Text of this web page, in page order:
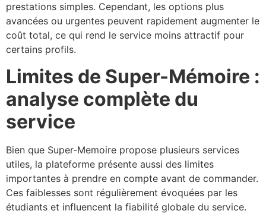
prestations simples. Cependant, les options plus
avancées ou urgentes peuvent rapidement augmenter le
coût total, ce qui rend le service moins attractif pour
certains profils.
Limites de Super-Mémoire :
analyse complète du
service
Bien que Super-Memoire propose plusieurs services
utiles, la plateforme présente aussi des limites
importantes à prendre en compte avant de commander.
Ces faiblesses sont régulièrement évoquées par les
étudiants et influencent la fiabilité globale du service.